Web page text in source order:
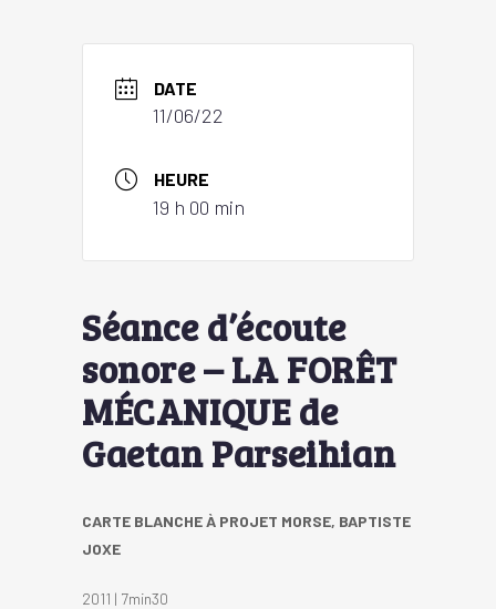
DATE
11/06/22
HEURE
19 h 00 min
Séance d’écoute
sonore – LA FORÊT
MÉCANIQUE de
Gaetan Parseihian
CARTE BLANCHE À PROJET MORSE, BAPTISTE
JOXE
2011 | 7min30